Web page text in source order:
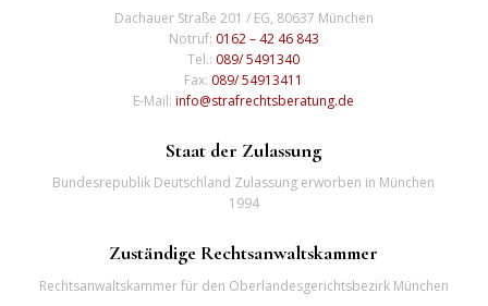
Dachauer Straße 201 / EG, 80637 München
Notruf: 0162 – 42 46 843
Tel.: 089/ 5491340
Fax: 089/ 54913411
E-Mail:info@strafrechtsberatung.de
Staat der Zulassung
Bundesrepublik Deutschland Zulassung erworben in München
1994
Zuständige Rechtsanwaltskammer
Rechtsanwaltskammer für den Oberlandesgerichtsbezirk München